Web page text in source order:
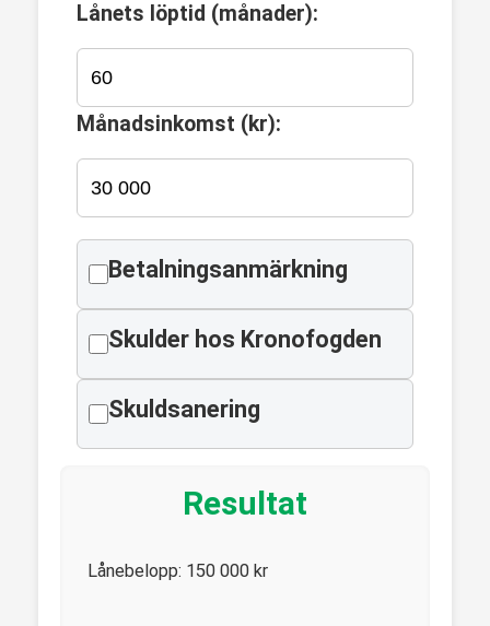
Lånets löptid (månader):
Månadsinkomst (kr):
Betalningsanmärkning
Skulder hos Kronofogden
Skuldsanering
Resultat
Lånebelopp: 150 000 kr